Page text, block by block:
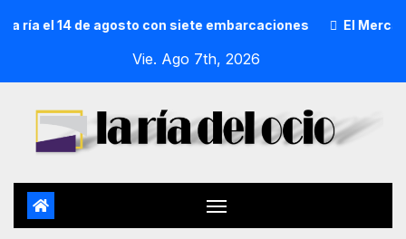
14 de agosto con siete embarcaciones El Mercado de
Vie. Ago 7th, 2026